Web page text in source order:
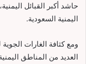
حاشد أكبر القبائل
اليمنية السعودية.
ومع كثافة الغارات
العديد من المناطق